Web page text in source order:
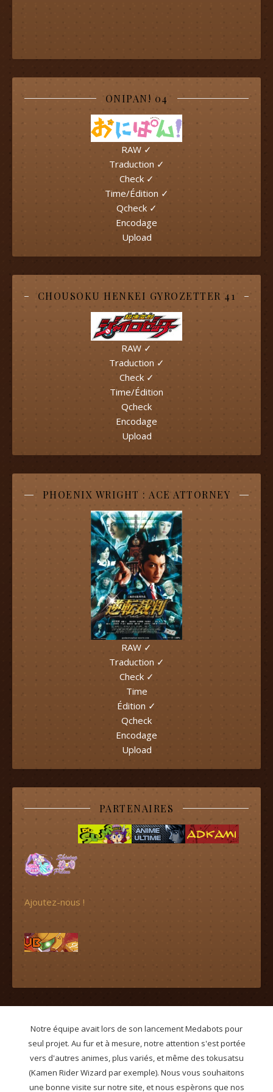
ONIPAN! 04
RAW ✓
Traduction ✓
Check ✓
Time/Édition ✓
Qcheck ✓
Encodage
Upload
CHOUSOKU HENKEI GYROZETTER 41
RAW ✓
Traduction ✓
Check ✓
Time/Édition
Qcheck
Encodage
Upload
PHOENIX WRIGHT : ACE ATTORNEY
RAW ✓
Traduction ✓
Check ✓
Time
Édition ✓
Qcheck
Encodage
Upload
PARTENAIRES
Ajoutez-nous !
Notre équipe avait lors de son lancement Medabots pour
seul projet. Au fur et à mesure, notre attention s'est portée
vers d'autres animes, plus variés, et même des tokusatsu
(Kamen Rider Wizard par exemple). Nous vous souhaitons
une bonne visite sur notre site, et nous espèrons que nos